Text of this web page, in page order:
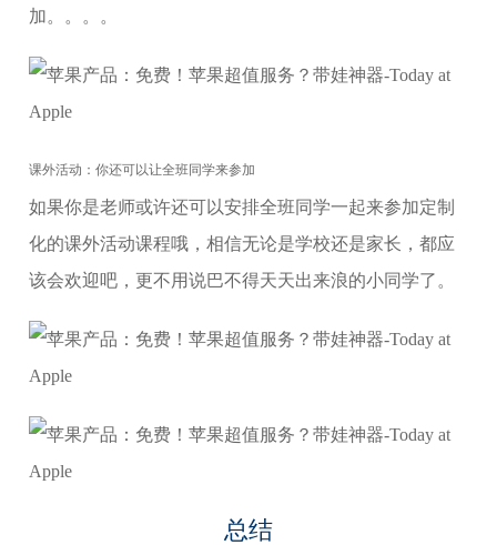
加。。。。
课外活动：你还可以让全班同学来参加
如果你是老师或许还可以安排全班同学一起来参加定制
化的课外活动课程哦，相信无论是学校还是家长，都应
该会欢迎吧，更不用说巴不得天天出来浪的小同学了。
总结